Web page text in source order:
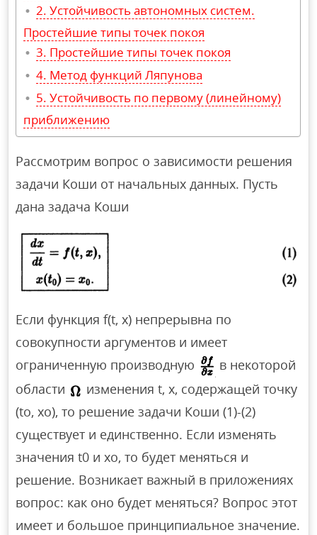
Устойчивость автономных систем.
Простейшие типы точек покоя
Простейшие типы точек покоя
Метод функций Ляпунова
Устойчивость по первому (линейному)
приближению
Рассмотрим вопрос о зависимости решения
задачи Коши от начальных данных. Пусть
дана задача Коши
Если функция f(t, х) непрерывна по
совокупности аргументов и имеет
ограниченную производную
в некоторой
области
изменения t, х, содержащей точку
(tо, xo), то решение задачи Коши (1)-(2)
существует и единственно. Если изменять
значения t0 и хо, то будет меняться и
решение. Возникает важный в приложениях
вопрос: как оно будет меняться? Вопрос этот
имеет и большое принципиальное значение.